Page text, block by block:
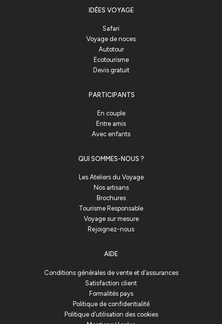
IDÉES VOYAGE
Safari
Voyage de noces
Autotour
Ecotourisme
Devis gratuit
PARTICIPANTS
En couple
Entre amis
Avec enfants
QUI SOMMES-NOUS ?
Les Ateliers du Voyage
Nos artisans
Brochures
Tourisme Responsable
Voyage sur mesure
Rejoignez-nous
AIDE
Conditions générales de vente et d’assurances
Satisfaction client
Formalités pays
Politique de confidentialité
Politique d’utilisation des cookies